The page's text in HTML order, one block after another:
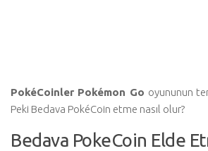
PokéCoinler Pokémon Go oyununun
Peki Bedava PokéCoin etme nasıl olur?
Bedava PokeCoin Elde